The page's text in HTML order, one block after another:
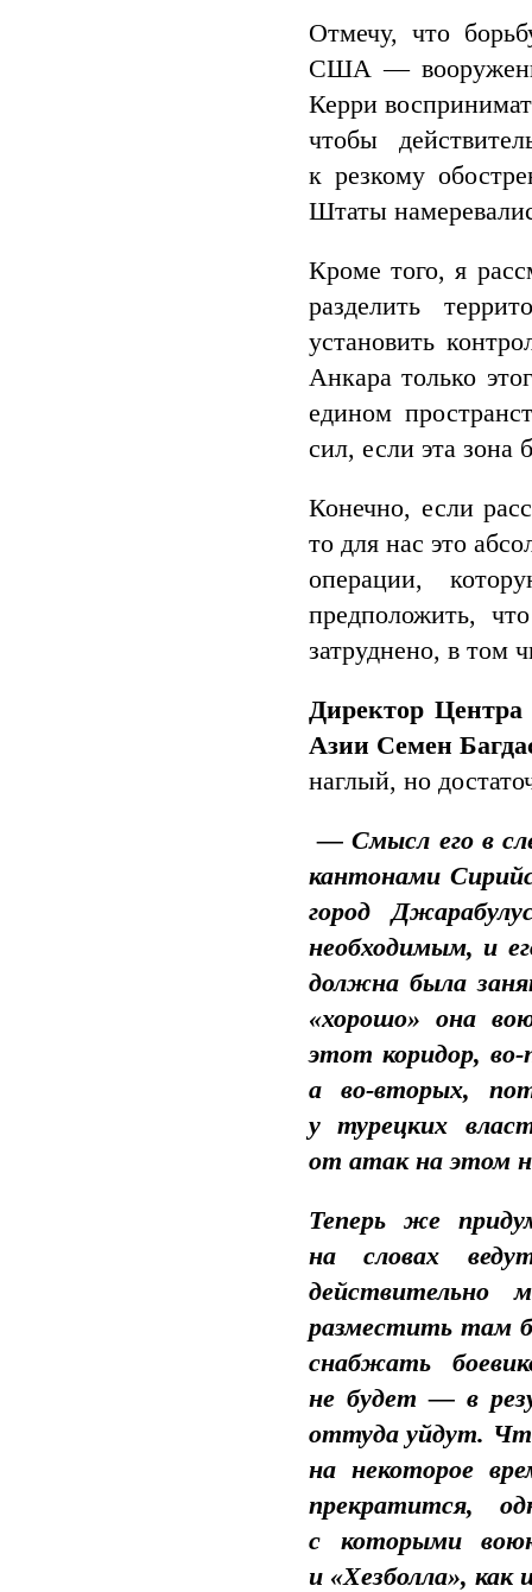
Отмечу, что
США —
Керри
чтобы
к резкому
Штаты
Кроме того, я
разделить
установить
Анкара только
едином
сил, если эта зона
Конечно, если
то для нас это
операции,
предположить,
затруднено, в том
Директор Центра
Азии Семен
наглый, но
— Смысл его в
кантонами
город
необходимым, и
должна была
«хорошо» она
этот коридор,
а во-вторых,
у турецких
от атак на этом
Теперь же
на словах
действительно
разместить там
снабжать
не будет — в
оттуда уйдут.
на некоторое
прекратится,
с которыми
и «Хезболла»,